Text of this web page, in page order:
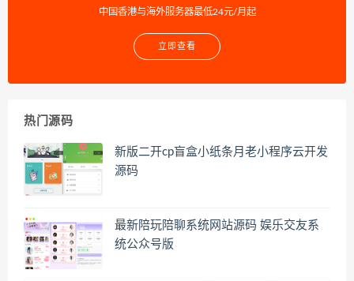
中国香港与海外服务器最低24元/月起
立即查看
热门源码
新版二开cp盲盒小纸条月老小程序云开发
源码
最新陪玩陪聊系统网站源码 娱乐交友系
统公众号版